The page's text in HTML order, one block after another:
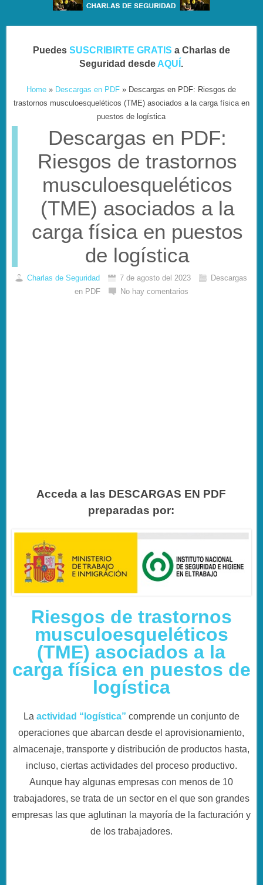
Puedes SUSCRIBIRTE GRATIS a Charlas de
Seguridad desde AQUÍ .
Home » Descargas en PDF » Descargas en PDF: Riesgos de
trastornos musculoesqueléticos (TME) asociados a la carga física en
puestos de logística
Descargas en PDF:
Riesgos de trastornos
musculoesqueléticos
(TME) asociados a la
carga física en puestos
de logística
Charlas de Seguridad 7 de agosto del 2023
Descargas
en PDF
No hay comentarios
Acceda a las DESCARGAS EN PDF
preparadas por:
Riesgos de trastornos
musculoesqueléticos
(TME) asociados a la
carga física en puestos de
logística
La actividad “logística” comprende un conjunto de
operaciones que abarcan desde el aprovisionamiento,
almacenaje, transporte y distribución de productos hasta,
incluso, ciertas actividades del proceso productivo.
Aunque hay algunas empresas con menos de 10
trabajadores, se trata de un sector en el que son grandes
empresas las que aglutinan la mayoría de la facturación y
de los trabajadores.